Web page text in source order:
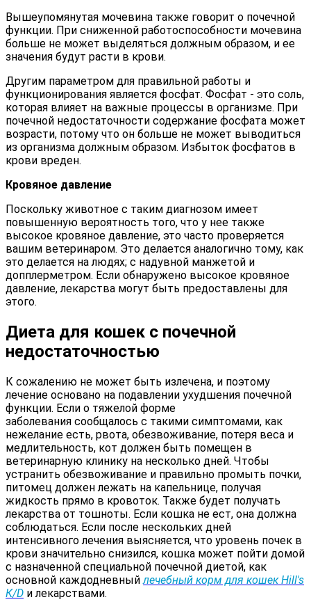
Вышеупомянутая мочевина также говорит о почечной
функции. При сниженной работоспособности мочевина
больше не может выделяться должным образом, и ее
значения будут расти в крови.
Другим параметром для правильной работы и
функционирования является фосфат. Фосфат - это соль,
которая влияет на важные процессы в организме. При
почечной недостаточности содержание фосфата может
возрасти, потому что он больше не может выводиться
из организма должным образом. Избыток фосфатов в
крови вреден.
Кровяное давление
Поскольку животное с таким диагнозом имеет
повышенную вероятность того, что у нее также
высокое кровяное давление, это часто проверяется
вашим ветеринаром. Это делается аналогично тому, как
это делается на людях; с надувной манжетой и
допплерметром. Если обнаружено высокое кровяное
давление, лекарства могут быть предоставлены для
этого.
Диета для кошек с почечной
недостаточностью
К сожалению не может быть излечена, и поэтому
лечение основано на подавлении ухудшения почечной
функции. Если о тяжелой форме
заболевания сообщалось с такими симптомами, как
нежелание есть, рвота, обезвоживание, потеря веса и
медлительность, кот должен быть помещен в
ветеринарную клинику на несколько дней. Чтобы
устранить обезвоживание и правильно промыть почки,
питомец должен лежать на капельнице, получая
жидкость прямо в кровоток. Также будет получать
лекарства от тошноты. Если кошка не ест, она должна
соблюдаться. Если после нескольких дней
интенсивного лечения выясняется, что уровень почек в
крови значительно снизился, кошка может пойти домой
с назначенной специальной почечной диетой, как
основной каждодневный лечебный корм для кошек Hill's
К/D и лекарствами.